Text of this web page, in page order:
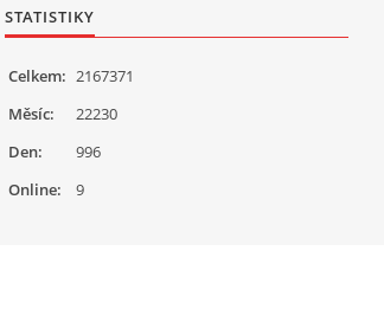
STATISTIKY
Online: 9
Celkem: 2167371
Měsíc:
22230
Den:
996